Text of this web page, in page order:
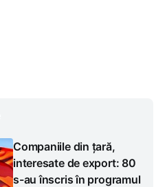
Companiile din țară,
interesate de export: 80
s-au înscris în programul